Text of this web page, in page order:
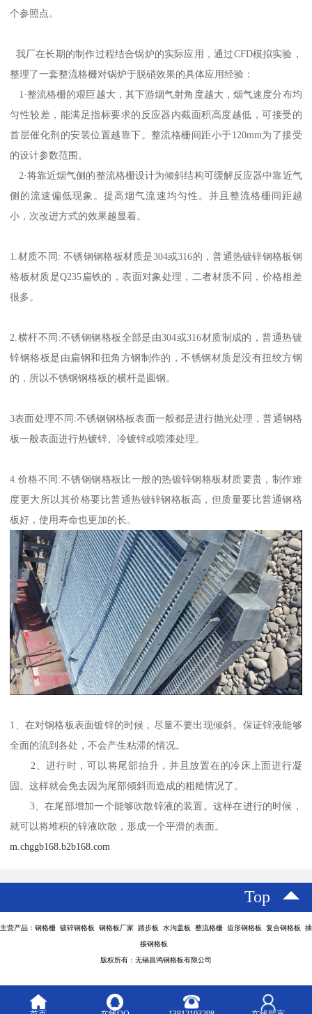
个参照点。
我厂在长期的制作过程结合锅炉的实际应用，通过CFD模拟实验，
整理了一套整流格栅对锅炉于脱硝效果的具体应用经验：
1·整流格栅的艰巨越大，其下游烟气射角度越大，烟气速度分布均
匀性较差，能满足指标要求的反应器内截面积高度越低，可接受的
首层催化剂的安装位置越靠下。整流格栅间距小于120mm为了接受
的设计参数范围。
2·将靠近烟气侧的整流格栅设计为倾斜结构可缓解反应器中靠近气
侧的流速偏低现象。提高烟气流速均匀性。并且整流格栅间距越
小，次改进方式的效果越显着。
1.材质不同: 不锈钢钢格板材质是304或316的，普通热镀锌钢格板钢
格板材质是Q235扁铁的，表面对象处理，二者材质不同，价格相差
很多。
2.横杆不同:不锈钢钢格板全部是由304或316材质制成的，普通热镀
锌钢格板是由扁钢和扭角方钢制作的，不锈钢材质是没有扭绞方钢
的，所以不锈钢钢格板的横杆是圆钢。
3表面处理不同:不锈钢钢格板表面一般都是进行抛光处理，普通钢格
板一般表面进行热镀锌、冷镀锌或喷漆处理。
4.价格不同:不锈钢钢格板比一般的热镀锌钢格板材质要贵，制作难
度更大所以其价格要比普通热镀锌钢格板高，但质量要比普通钢格
板好，使用寿命也更加的长。
1、在对钢格板表面镀锌的时候，尽量不要出现倾斜。保证锌液能够
全面的流到各处，不会产生粘滞的情况。
2、进行时，可以将尾部抬升，并且放置在的冷床上面进行凝
固。这样就会免去因为尾部倾斜而造成的粗糙情况了。
3、在尾部增加一个能够吹散锌液的装置。这样在进行的时候，
就可以将堆积的锌液吹散，形成一个平滑的表面。
m.chggb168.b2b168.com
Top
主营产品：钢格栅 镀锌钢格板 钢格板厂家 踏步板 水沟盖板 整流格栅 齿形钢格板 复合钢格板 插
接钢格板
版权所有：无锡昌鸿钢格板有限公司